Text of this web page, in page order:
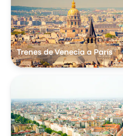
Trenes de Venecia a París